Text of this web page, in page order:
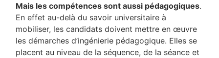
Mais les compétences sont aussi pédagogiques.
En effet au-delà du savoir universitaire à
mobiliser, les candidats doivent mettre en œuvre
les démarches d’ingénierie pédagogique. Elles se
placent au niveau de la séquence, de la séance et